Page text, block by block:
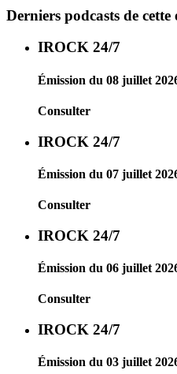
Derniers podcasts de cette
IROCK 24/7
Émission du 08 juillet
Consulter
IROCK 24/7
Émission du 07 juillet
Consulter
IROCK 24/7
Émission du 06 juillet
Consulter
IROCK 24/7
Émission du 03 juillet